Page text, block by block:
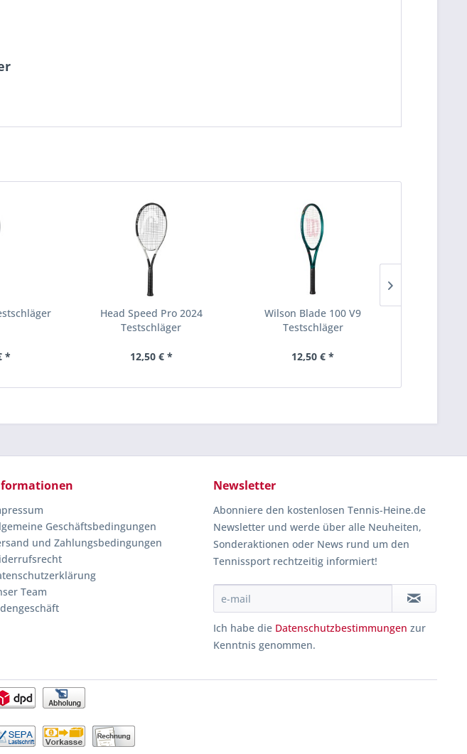
*
Head Speed Pro 2024
Testschläger
12,50 € *
Wilson Blade 100 V9
Testschläger
12,50 € *
Geschäftsbedingungen
und Zahlungsbedingungen
Team
Newsletter
Abonniere den kostenlosen Tennis-Heine.de
Newsletter und werde über alle Neuheiten,
Sonderaktionen oder News rund um den
Tennissport rechtzeitig informiert!
Ich habe die Datenschutzbestimmungen zur
Kenntnis genommen.